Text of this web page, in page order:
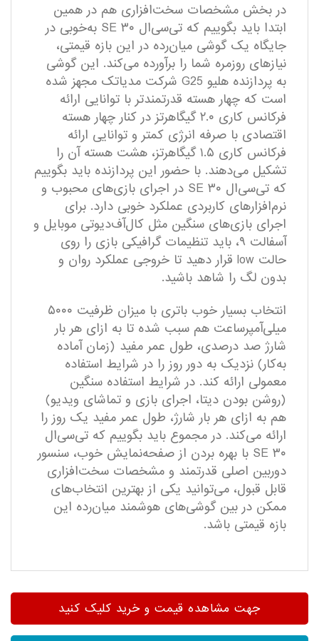
در بخش مشخصات سخت‌افزاری هم در همین
ابتدا باید بگوییم که تی‌سی‌ال ۳۰ SE به‌خوبی در
جایگاه یک گوشی میان‌رده در این بازه قیمتی،
نیاز‌های روزمره شما را بر‌آورده می‌کند. این گوشی
به پردازنده هلیو G25 شرکت مدیاتک مجهز شده
است که چهار هسته قدرتمند‌تر با توانایی ارائه
فرکانس کاری ۲.۰ گیگاهرتز در کنار چهار هسته
اقتصادی با صرفه انرژی کمتر و توانایی ارائه
فرکانس کاری ۱.۵ گیگاهرتز، هشت هسته آن را
تشکیل می‌دهند. با حضور این پردازنده باید بگوییم
که تی‌سی‌ال ۳۰ SE در اجرای بازی‌های محبوب و
نرم‌افزار‌های کاربردی عملکرد خوبی دارد. برای
اجرای بازی‌های سنگین مثل کال‌آف‌دیوتی موبایل و
آسفالت ۹، باید تنظیمات گرافیکی بازی را روی
حالت low قرار دهید تا خروجی عملکرد روان و
بدون لگ را شاهد باشید.
انتخاب بسیار خوب باتری با میزان ظرفیت ۵۰۰۰
میلی‌آمپر‌ساعت هم سبب شده تا به ازای هر بار
شارژ صد درصدی، طول عمر مفید (زمان آماده
به‌کار) نزدیک به دور روز را در شرایط استفاده
معمولی ارائه کند. در شرایط استفاده سنگین
(روشن بودن دیتا، اجرای بازی و تماشای ویدیو)
هم به ازای هر بار شارژ، طول عمر مفید یک روز را
ارائه می‌کند. در مجموع باید بگوییم که تی‌سی‌ال
۳۰ SE با بهره بردن از صفحه‌نمایش خوب، سنسور
دوربین اصلی قدرتمند و مشخصات سخت‌افزاری
قابل قبول، می‌توانید یکی از بهترین انتخاب‌های
ممکن در بین گوشی‌های هوشمند میان‌رده این
بازه قیمتی باشد.
جهت مشاهده قیمت و خرید کلیک کنید